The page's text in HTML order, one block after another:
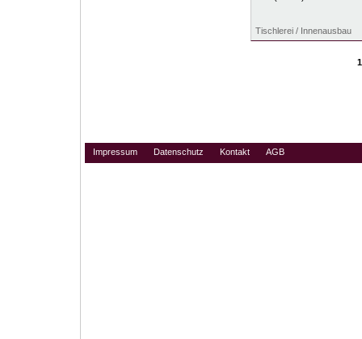
Tischlerei / Innenausbau
Impressum Datenschutz Kontakt AGB